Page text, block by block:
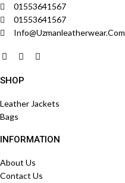
01553641567
01553641567
Info@uzmanleatherwear.com
SHOP
Leather Jackets
Bags
INFORMATION
About Us
Contact Us